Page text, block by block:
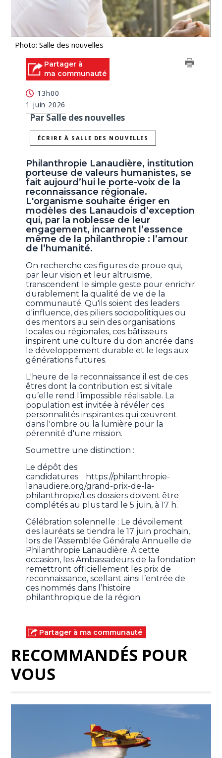
Photo: Salle des nouvelles
Partager à
ma communauté
13h00
1 juin 2026
Par Salle des nouvelles
ÉCRIRE À SALLE DES NOUVELLES
Philanthropie Lanaudière, institution
porteuse de valeurs humanistes, se
fait aujourd’hui le porte-voix de la
reconnaissance régionale.
L'organisme souhaite ériger en
modèles des Lanaudois d’exception
qui, par la noblesse de leur
engagement, incarnent l’essence
même de la philanthropie : l’amour
de l’humanité.
On recherche ces figures de proue qui,
par leur vision et leur altruisme,
transcendent le simple geste pour enrichir
durablement la qualité de vie de la
communauté. Qu'ils soient des leaders
d'influence, des piliers sociopolitiques ou
des mentors au sein des organisations
locales ou régionales, ces bâtisseurs
inspirent une culture du don ancrée dans
le développement durable et le legs aux
générations futures.
L'heure de la reconnaissance il est de ces
êtres dont la contribution est si vitale
qu’elle rend l’impossible réalisable. La
population est invitée à révéler ces
personnalités inspirantes qui œuvrent
dans l'ombre ou la lumière pour la
pérennité d'une mission.
Soumettre une distinction :
Le dépôt des
candidatures : https://philanthropie-
lanaudiere.org/grand-prix-de-la-
philanthropie/Les dossiers doivent être
complétés au plus tard le 5 juin, à 17 h.
Célébration solennelle : Le dévoilement
des lauréats se tiendra le 17 juin prochain,
lors de l’Assemblée Générale Annuelle de
Philanthropie Lanaudière. À cette
occasion, les Ambassadeurs de la fondation
remettront officiellement les prix de
reconnaissance, scellant ainsi l’entrée de
ces nommés dans l’histoire
philanthropique de la région.
Partager à ma communauté
RECOMMANDÉS POUR
VOUS